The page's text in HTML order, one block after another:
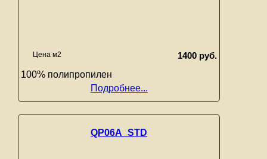
Цена м2
1400 руб.
100% полипропилен
Подробнее...
QP06A_STD